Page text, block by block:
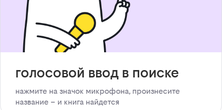
голосовой ввод в поиске
нажмите на значок микрофона, произнесите
название – и книга найдется